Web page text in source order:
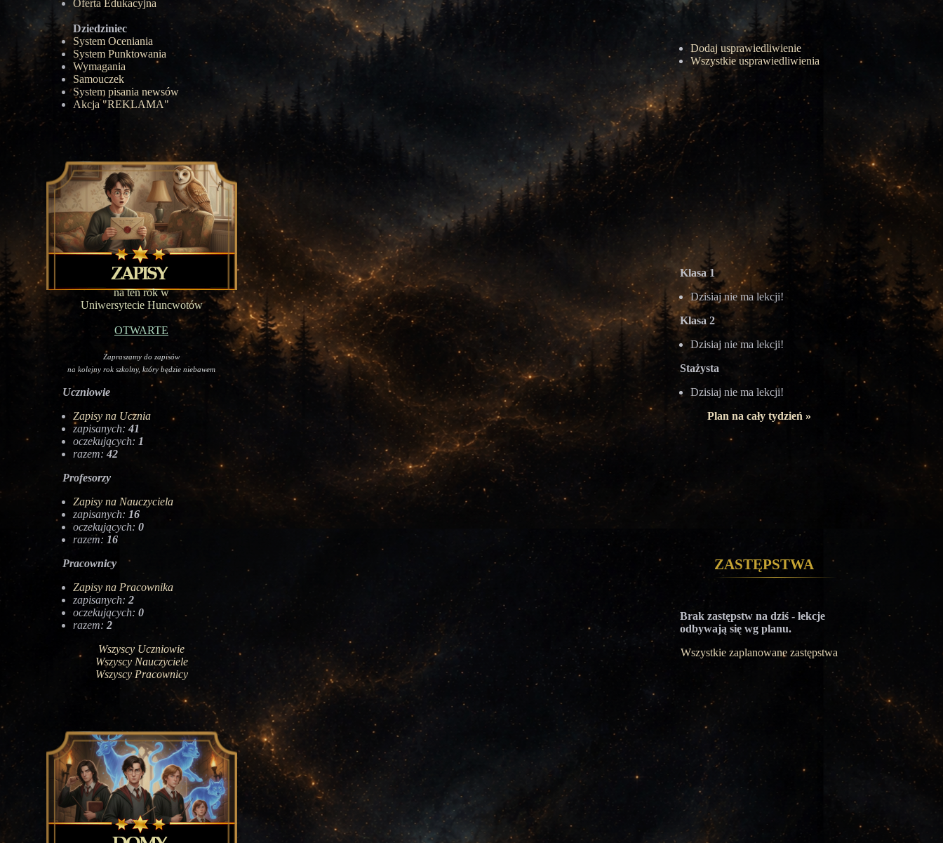
Oferta Edukacyjna
Dziedziniec
System Oceniania
System Punktowania
Wymagania
Samouczek
System pisania newsów
Akcja "REKLAMA"
na ten rok w
Uniwersytecie Huncwotów
OTWARTE
Zapraszamy do zapisów
na kolejny rok szkolny, który będzie niebawem
Uczniowie
Zapisy na Ucznia
zapisanych: 41
oczekujących: 1
razem: 42
Profesorzy
Zapisy na Nauczyciela
zapisanych: 16
oczekujących: 0
razem: 16
Pracownicy
Zapisy na Pracownika
zapisanych: 2
oczekujących: 0
razem: 2
Wszyscy Uczniowie
Wszyscy Nauczyciele
Wszyscy Pracownicy
Dodaj usprawiedliwienie
Wszystkie usprawiedliwienia
Klasa 1
Dzisiaj nie ma lekcji!
Klasa 2
Dzisiaj nie ma lekcji!
Stażysta
Dzisiaj nie ma lekcji!
Plan na cały tydzień »
Zastępstwa
Brak zastępstw na dziś - lekcje
odbywają się wg planu.
Wszystkie zaplanowane zastępstwa